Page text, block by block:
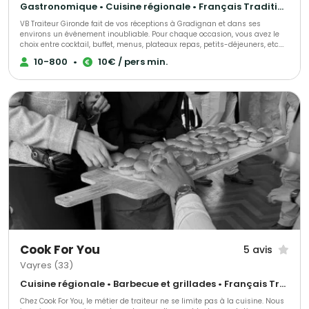
Gastronomique • Cuisine régionale • Français Traditionnel
VB Traiteur Gironde fait de vos réceptions à Gradignan et dans ses
environs un événement inoubliable. Pour chaque occasion, vous avez le
choix entre cocktail, buffet, menus, plateaux repas, petits-déjeuners, etc.
Toute demande peut être personnalisable. Tous nos produits sont fait
maison, nous travaillons avec des fournisseurs locaux et nous favorisons
attentes. Nous organisons Mariage, Anniversaire, Baptême, Repas
d'Entreprise, Séminaire, Congrès, Gala et bien d'autres.
10-800 • 10€ / pers min.
Cook For You 5 avis
Vayres (33)
Cuisine régionale • Barbecue et grillades • Français Traditionnel
Chez Cook For You, le métier de traiteur ne se limite pas à la cuisine. Nous